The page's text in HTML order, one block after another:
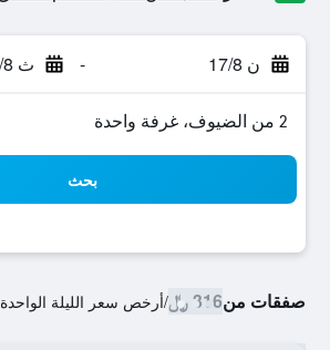
ن 17/8 - ث 18/8
2 من الضيوف، غرفة واحدة
بحث
صفقات من316 ﷼ /أرخص سعر الليلة الواحدة